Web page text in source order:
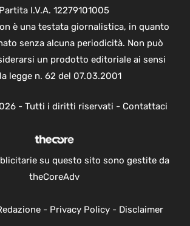
Partita I.V.A. 12279101005
è una testata giornalistica, in quanto
senza alcuna periodicità. Non può
un prodotto editoriale ai sensi
legge n. 62 del 07.03.2001
- Tutti i diritti riservati - Contattaci
su questo sito sono gestite da
theCoreAdv
- Privacy Policy- Disclaimer